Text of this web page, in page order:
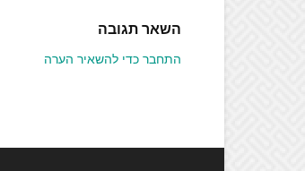
השאר תגובה
התחבר כדי להשאיר הערה